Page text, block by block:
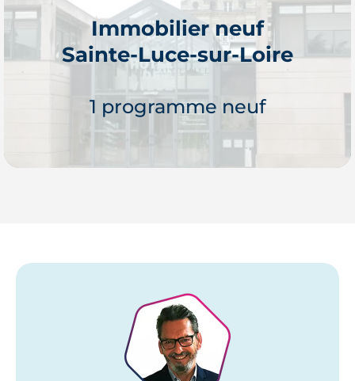
Je découvre
Immobilier neuf
Sainte-Luce-sur-Loire
1 programme neuf
Je découvre